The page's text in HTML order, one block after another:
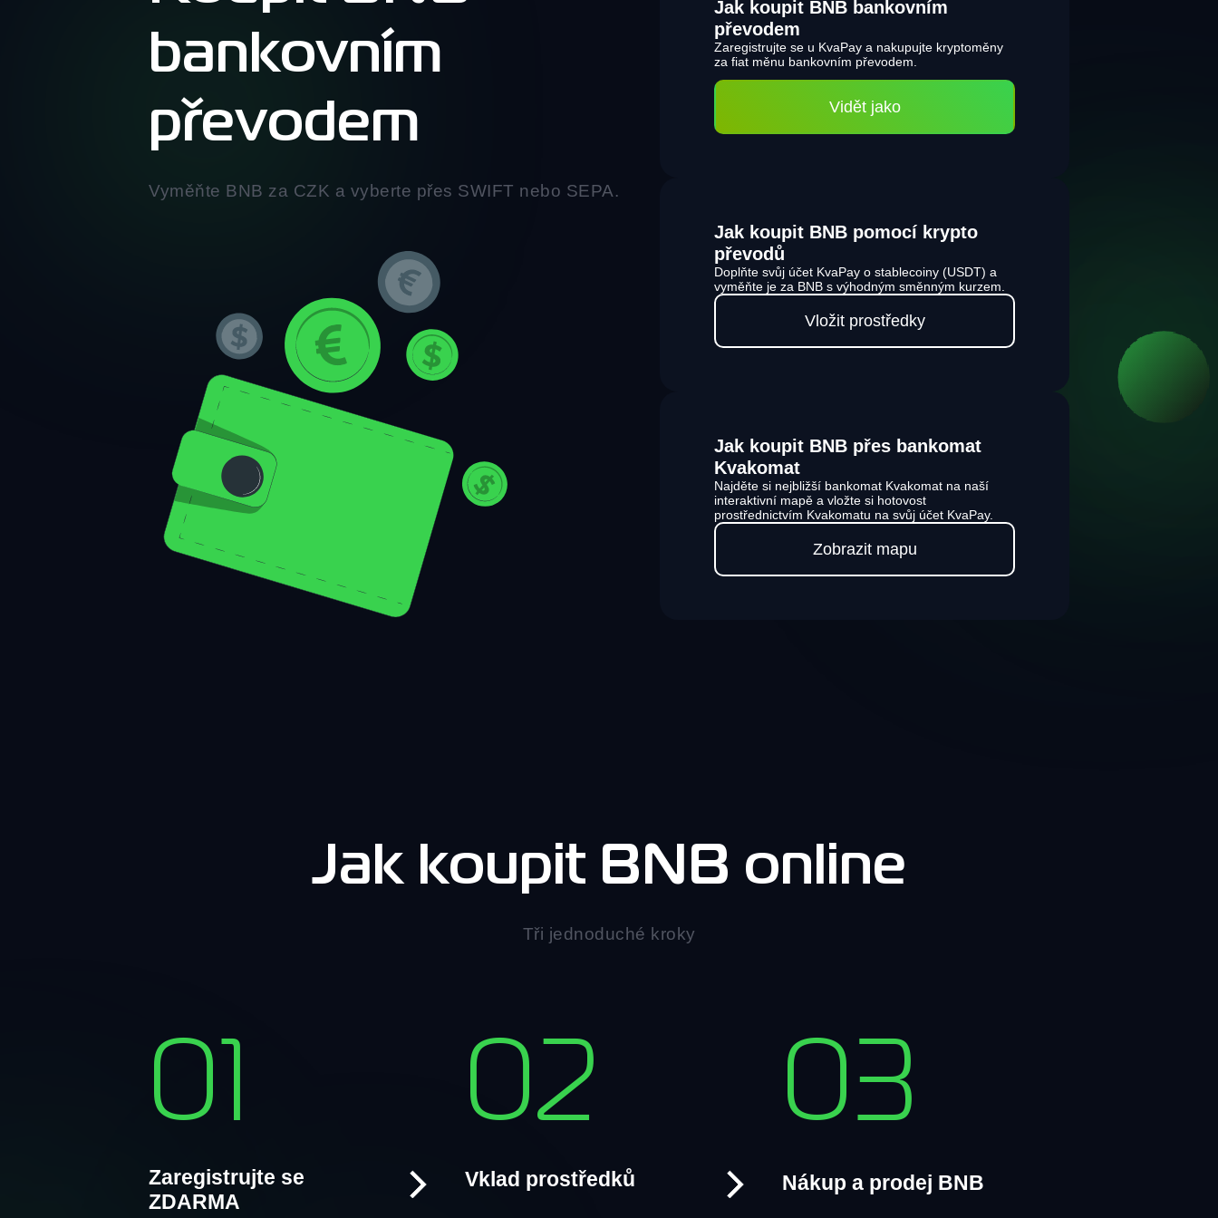
bankovním
převodem
Vyměňte BNB za CZK a vyberte přes SWIFT nebo SEPA.
Jak koupit BNB bankovním
převodem
Zaregistrujte se u KvaPay a nakupujte kryptoměny
za fiat měnu bankovním převodem.
Vidět jako
Jak koupit BNB pomocí krypto
převodů
Doplňte svůj účet KvaPay o stablecoiny (USDT) a
vyměňte je za BNB s výhodným směnným kurzem.
Vložit prostředky
Jak koupit BNB přes bankomat
Kvakomat
Najděte si nejbližší bankomat Kvakomat na naší
interaktivní mapě a vložte si hotovost
prostřednictvím Kvakomatu na svůj účet KvaPay.
Zobrazit mapu
Jak koupit BNB online
Tři jednoduché kroky
01
Zaregistrujte se
ZDARMA
02
Vklad prostředků
03
Nákup a prodej BNB